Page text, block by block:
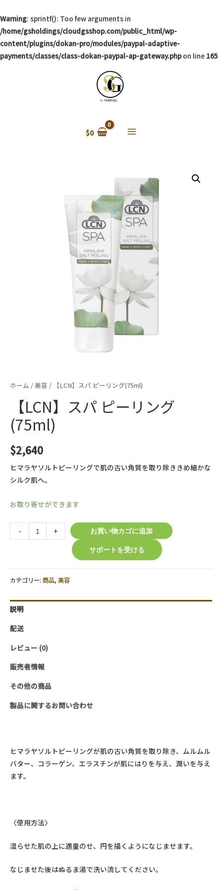
Warning: sprintf(): Too few arguments in
/home/gsholdings/cloudgsshop.com/public_html/wp-
content/plugins/dokan-pro/modules/paypal-adaptive-
payments/classes/class-dokan-paypal-ap-gateway.phpon line 165
$0
ホーム /美容 / 【LCN】スパ ピーリング(75ml)
【LCN】スパ ピーリング
(75ml)
$2,640
ヒマラヤソルトピーリングで肌の古い角質を取り除ききめ細かな
シルク肌へ。
お取り寄せができます
-
ス
ー
ン
グ
(75ml)
+
お買い物カゴに追加
サポートを受ける
カテゴリー: 商品, 美容
説明
配送
レビュー (0)
販売者情報
その他の商品
製品に関するお問い合わせ
ヒマラヤソルトピーリングが肌の古い角質を取り除き、ムルムル
バター、コラーゲン、エラスチンが肌にはりを与え、潤いを与え
ます。
〈使用方法〉
湿らせた肌の上に適量のせ、円を描くようになじませます。
なじませた後はぬるま湯で洗い流してください。